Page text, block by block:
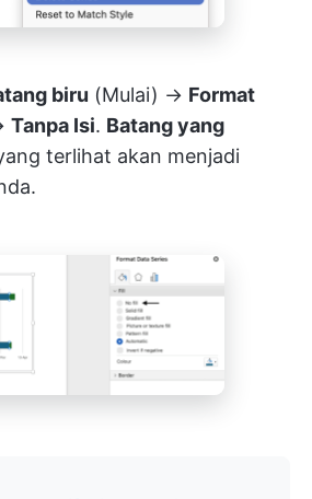
biru (Mulai) → Format
Tanpa Isi. Batang yang
terlihat akan menjadi